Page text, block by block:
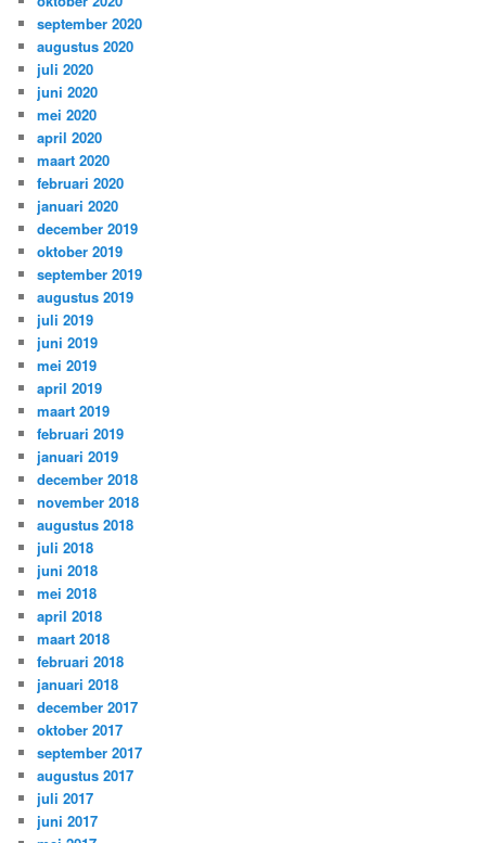
september 2020
augustus 2020
juli 2020
juni 2020
mei 2020
april 2020
maart 2020
februari 2020
januari 2020
december 2019
oktober 2019
september 2019
augustus 2019
juli 2019
juni 2019
mei 2019
april 2019
maart 2019
februari 2019
januari 2019
december 2018
november 2018
augustus 2018
juli 2018
juni 2018
mei 2018
april 2018
maart 2018
februari 2018
januari 2018
december 2017
oktober 2017
september 2017
augustus 2017
juli 2017
juni 2017